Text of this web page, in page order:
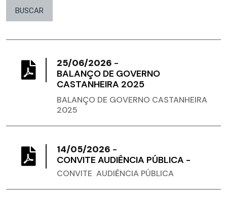
BUSCAR
25/06/2026 -
BALANÇO DE GOVERNO
CASTANHEIRA 2025
BALANÇO DE GOVERNO CASTANHEIRA
2025
14/05/2026 -
CONVITE AUDIÊNCIA PÚBLICA -
CONVITE AUDIÊNCIA PÚBLICA